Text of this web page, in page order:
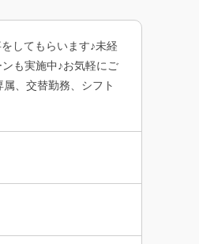
してもらいます♪未経
も実施中♪お気軽にご
、交替勤務、シフト